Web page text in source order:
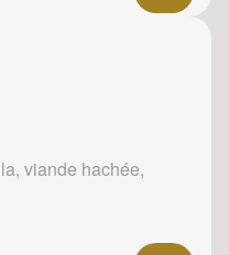
viande hachée,